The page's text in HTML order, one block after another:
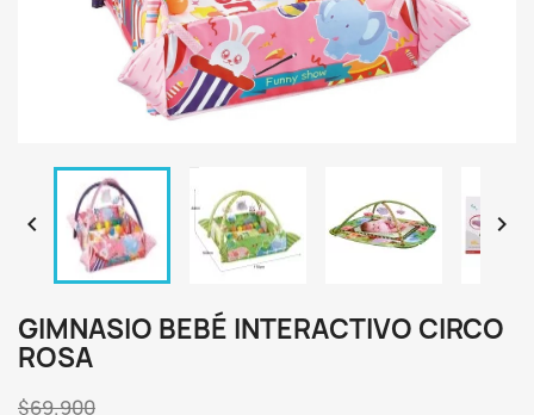
 
GIMNASIO BEBÉ INTERACTIVO CIRCO
ROSA
$69.900